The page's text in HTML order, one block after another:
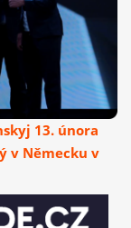
13. února
v Německu v